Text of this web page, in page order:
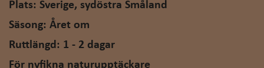
Plats: Sverige, sydöstra Småland
Säsong: Året om
Ruttlängd: 1 - 2 dagar
För nyfikna naturupptäckare